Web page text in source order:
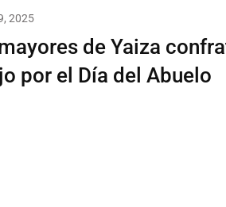
2025
de Yaiza
por el Día del Abuelo